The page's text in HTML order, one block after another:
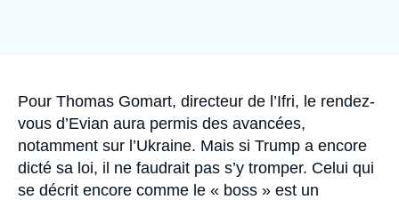
Accroche
Pour Thomas Gomart, directeur de l’Ifri, le rendez-
vous d’Evian aura permis des avancées,
notamment sur l’Ukraine. Mais si Trump a encore
dicté sa loi, il ne faudrait pas s’y tromper. Celui qui
se décrit encore comme le « boss » est un